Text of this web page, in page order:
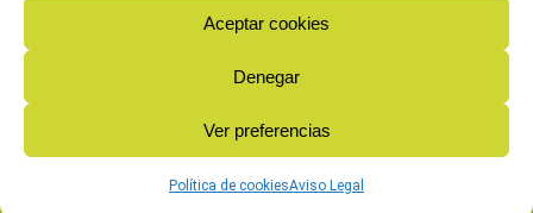
Aceptar cookies
Denegar
Ver preferencias
Política de cookiesAviso Legal